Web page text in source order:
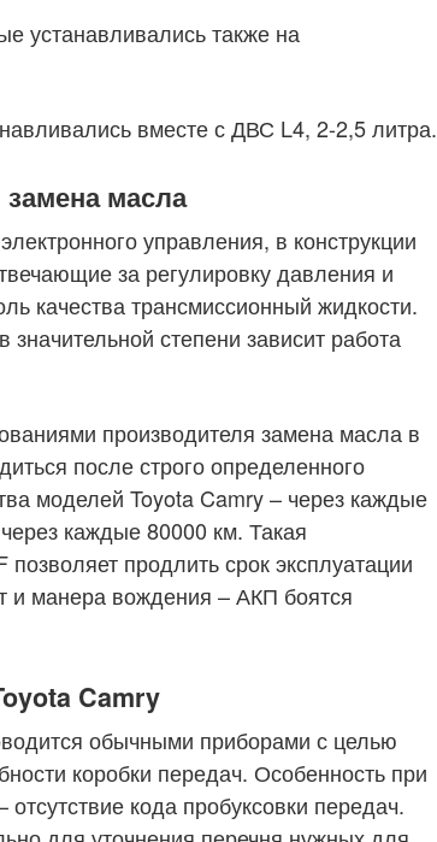
устанавливались также на
вместе с ДВС L4, 2-2,5 литра.
масла
управления, в конструкции
за регулировку давления и
качества трансмиссионный жидкости.
значительной степени зависит работа
производителя замена масла в
после строго определенного
моделей Toyota Camry – через каждые
каждые 80000 км. Такая
продлить срок эксплуатации
и манера вождения – АКП боятся
Camry
обычными приборами с целью
коробки передач. Особенность при
кода пробуксовки передач.